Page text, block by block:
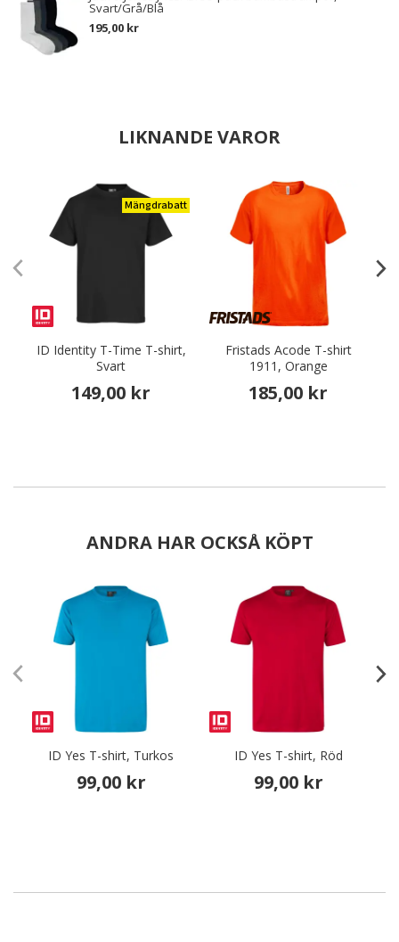
Svart/Grå/Blå
195,00 kr
LIKNANDE VAROR
Mängdrabatt
ID Identity T-Time T-shirt,
Svart
149,00 kr
Fristads Acode T-shirt
1911, Orange
185,00 kr
ANDRA HAR OCKSÅ KÖPT
ID Yes T-shirt, Turkos
99,00 kr
ID Yes T-shirt, Röd
99,00 kr